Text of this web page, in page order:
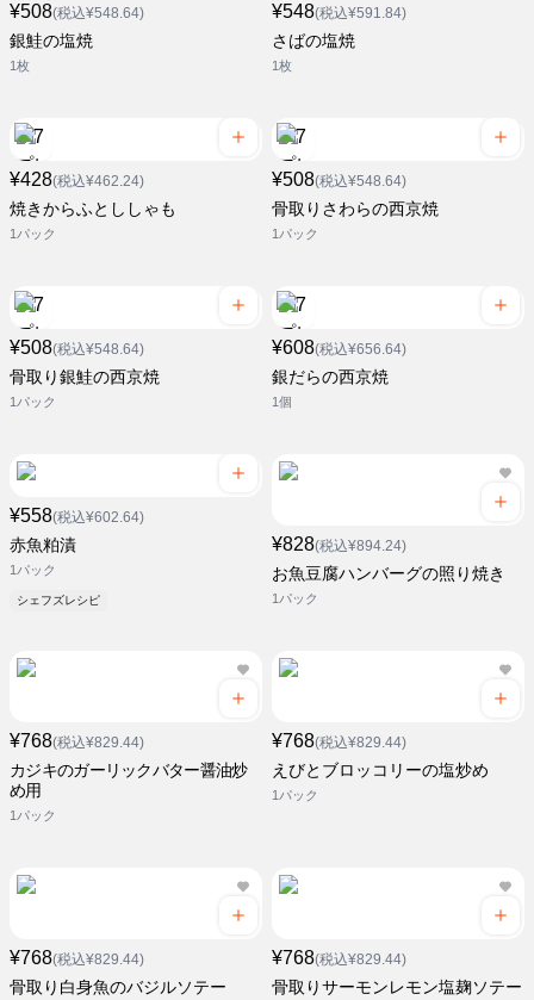
¥508(税込¥548.64)
銀鮭の塩焼
1枚
¥548(税込¥591.84)
さばの塩焼
1枚
¥428(税込¥462.24)
焼きからふとししゃも
1パック
¥508(税込¥548.64)
骨取りさわらの西京焼
1パック
¥508(税込¥548.64)
骨取り銀鮭の西京焼
1パック
¥608(税込¥656.64)
銀だらの西京焼
1個
¥558(税込¥602.64)
赤魚粕漬
1パック
シェフズレシピ
¥828(税込¥894.24)
お魚豆腐ハンバーグの照り焼き
1パック
¥768(税込¥829.44)
カジキのガーリックバター醤油炒
め用
1パック
¥768(税込¥829.44)
えびとブロッコリーの塩炒め
1パック
¥768(税込¥829.44)
骨取り白身魚のバジルソテー
¥768(税込¥829.44)
骨取りサーモンレモン塩麹ソテー